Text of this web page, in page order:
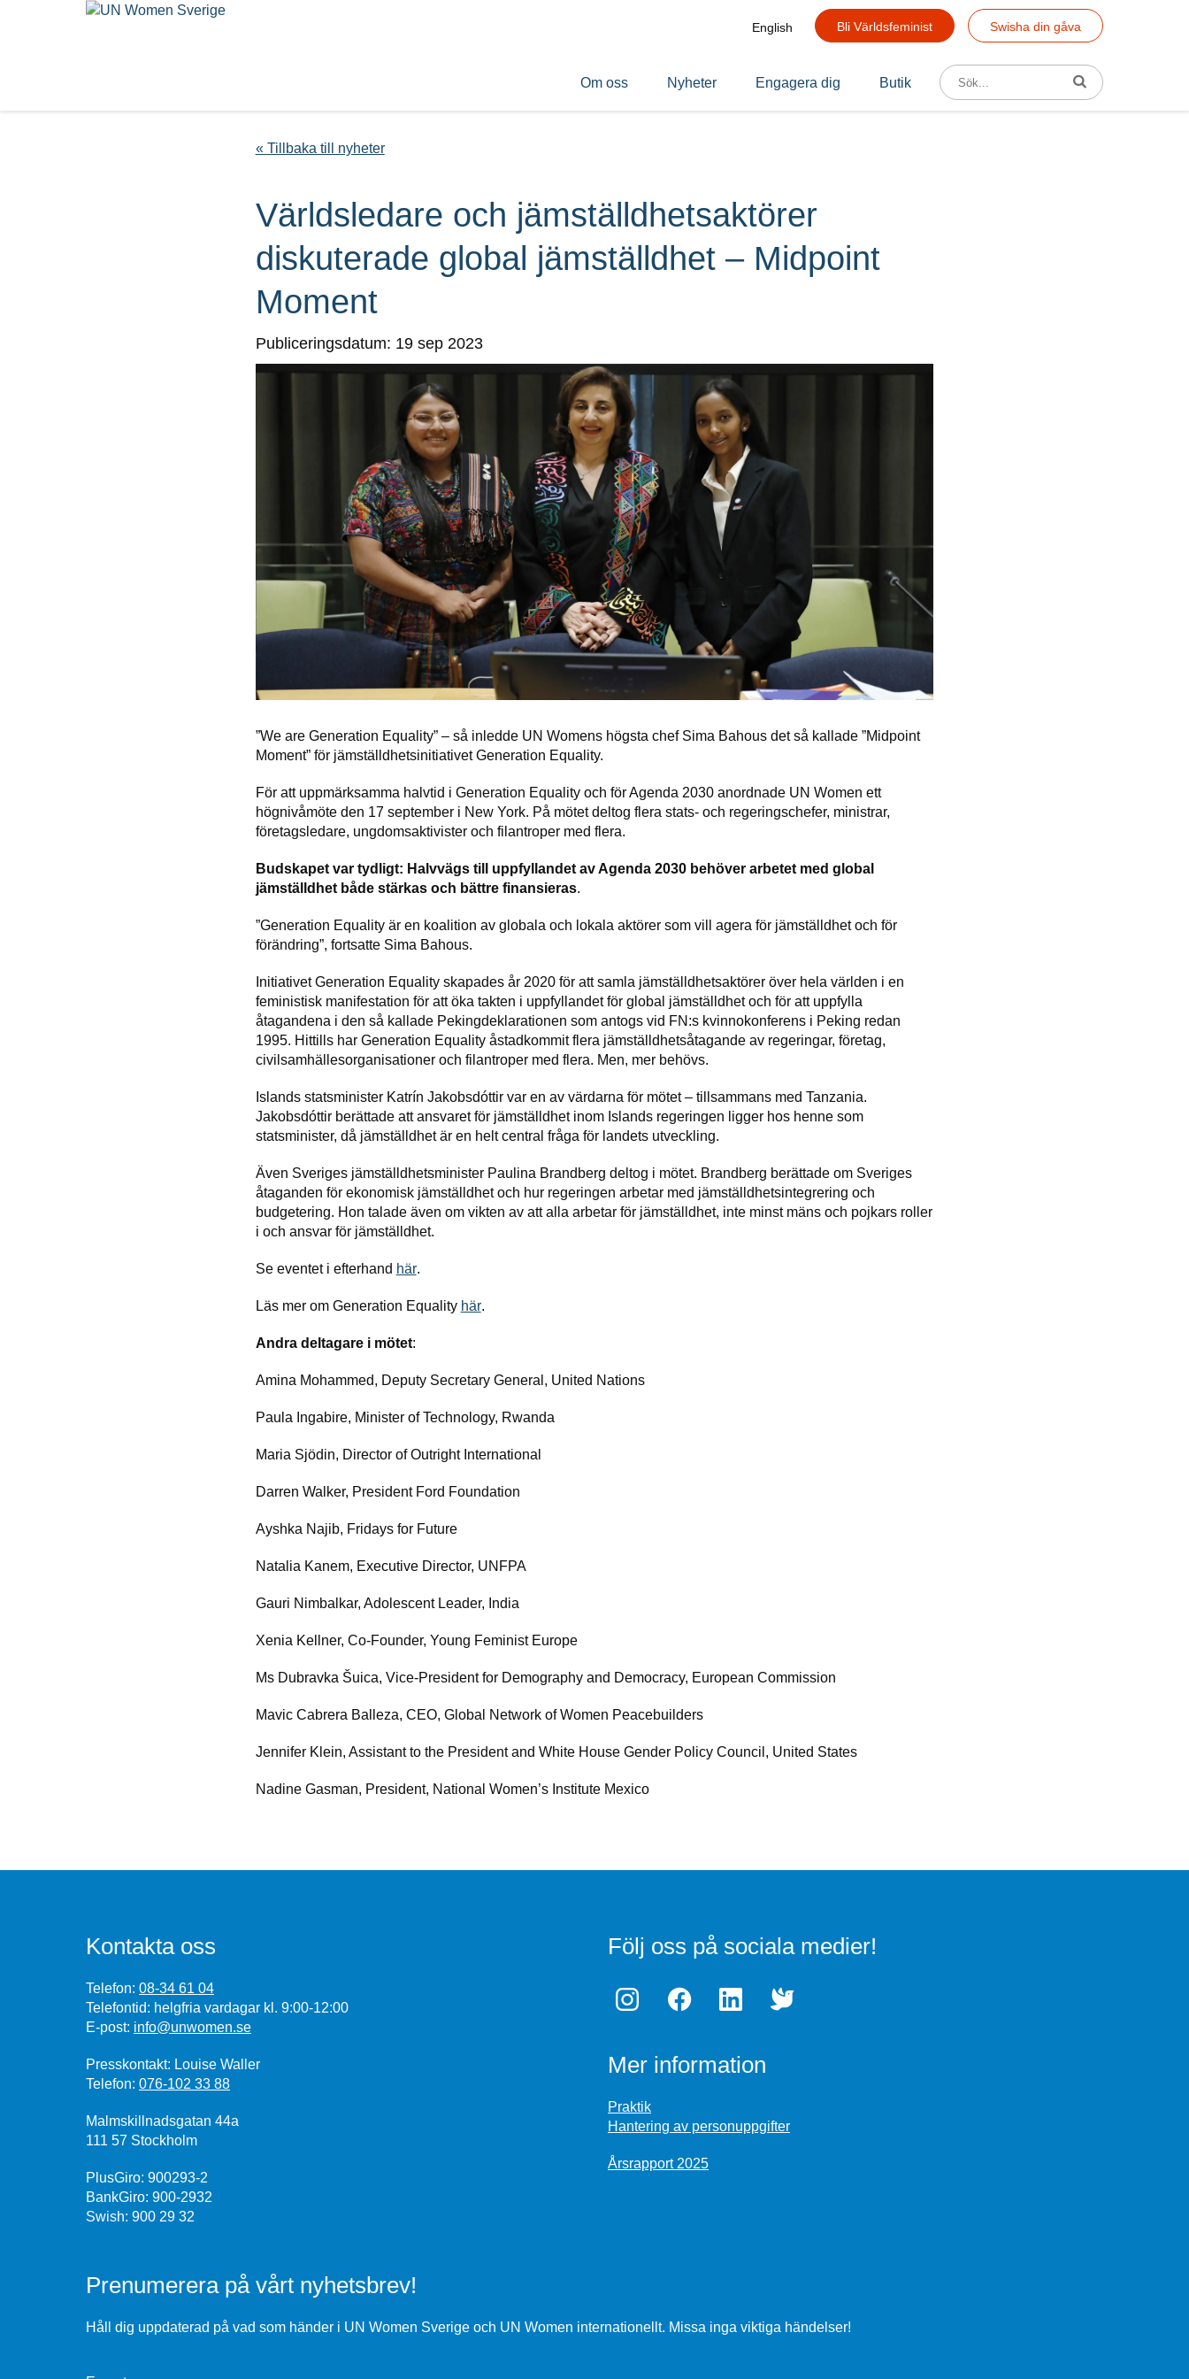
English Bli Världsfeminist Swisha din gåva
Om oss Nyheter Engagera dig Butik
Sök efter:
« Tillbaka till nyheter
Världsledare och jämställdhetsaktörer
diskuterade global jämställdhet – Midpoint
Moment
Publiceringsdatum: 19 sep 2023
”We are Generation Equality” – så inledde UN Womens högsta chef Sima Bahous det så kallade ”Midpoint
Moment” för jämställdhetsinitiativet Generation Equality.
För att uppmärksamma halvtid i Generation Equality och för Agenda 2030 anordnade UN Women ett
högnivåmöte den 17 september i New York. På mötet deltog flera stats- och regeringschefer, ministrar,
företagsledare, ungdomsaktivister och filantroper med flera.
Budskapet var tydligt: Halvvägs till uppfyllandet av Agenda 2030 behöver arbetet med global
jämställdhet både stärkas och bättre finansieras.
”Generation Equality är en koalition av globala och lokala aktörer som vill agera för jämställdhet och för
förändring”, fortsatte Sima Bahous.
Initiativet Generation Equality skapades år 2020 för att samla jämställdhetsaktörer över hela världen i en
feministisk manifestation för att öka takten i uppfyllandet för global jämställdhet och för att uppfylla
åtagandena i den så kallade Pekingdeklarationen som antogs vid FN:s kvinnokonferens i Peking redan
1995. Hittills har Generation Equality åstadkommit flera jämställdhetsåtagande av regeringar, företag,
civilsamhällesorganisationer och filantroper med flera. Men, mer behövs.
Islands statsminister Katrín Jakobsdóttir var en av värdarna för mötet – tillsammans med Tanzania.
Jakobsdóttir berättade att ansvaret för jämställdhet inom Islands regeringen ligger hos henne som
statsminister, då jämställdhet är en helt central fråga för landets utveckling.
Även Sveriges jämställdhetsminister Paulina Brandberg deltog i mötet. Brandberg berättade om Sveriges
åtaganden för ekonomisk jämställdhet och hur regeringen arbetar med jämställdhetsintegrering och
budgetering. Hon talade även om vikten av att alla arbetar för jämställdhet, inte minst mäns och pojkars roller
i och ansvar för jämställdhet.
Se eventet i efterhand här.
Läs mer om Generation Equality här.
Andra deltagare i mötet:
Amina Mohammed, Deputy Secretary General, United Nations
Paula Ingabire, Minister of Technology, Rwanda
Maria Sjödin, Director of Outright International
Darren Walker, President Ford Foundation
Ayshka Najib, Fridays for Future
Natalia Kanem, Executive Director, UNFPA
Gauri Nimbalkar, Adolescent Leader, India
Xenia Kellner, Co-Founder, Young Feminist Europe
Ms Dubravka Šuica, Vice-President for Demography and Democracy, European Commission
Mavic Cabrera Balleza, CEO, Global Network of Women Peacebuilders
Jennifer Klein, Assistant to the President and White House Gender Policy Council, United States
Nadine Gasman, President, National Women’s Institute Mexico
Kontakta oss
Telefon: 08-34 61 04
Telefontid: helgfria vardagar kl. 9:00-12:00
E-post: info@unwomen.se
Presskontakt: Louise Waller
Telefon: 076-102 33 88
Malmskillnadsgatan 44a
111 57 Stockholm
PlusGiro: 900293-2
BankGiro: 900-2932
Swish: 900 29 32
Följ oss på sociala medier!
Mer information
Praktik
Hantering av personuppgifter
Årsrapport 2025
Prenumerera på vårt nyhetsbrev!
Håll dig uppdaterad på vad som händer i UN Women Sverige och UN Women internationellt. Missa inga viktiga händelser!